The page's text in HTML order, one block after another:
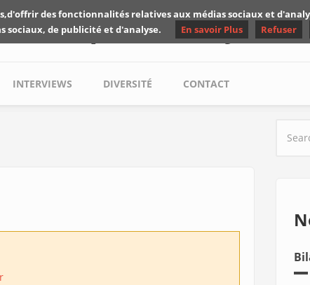
critiques de Yuyine
INTERVIEWS DIVERSITÉ CONTACT
des fonctionnalités relatives aux médias sociaux et
sociaux, de publicité et d'analyse.
En savoir Plus Refuser